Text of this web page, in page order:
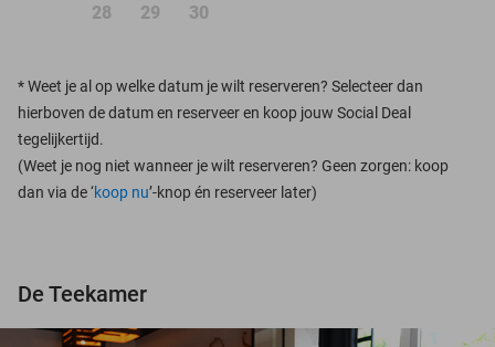
28 29 30
*Weet je al op welke datum je wilt reserveren? Selecteer dan
hierboven de datum en reserveer en koop jouw Social Deal
tegelijkertijd.
(Weet je nog niet wanneer je wilt reserveren? Geen zorgen: koop
dan via de ‘koop nu’-knop én reserveer later)
De Teekamer